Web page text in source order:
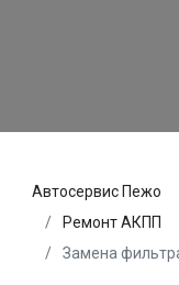
Автосервис Пежо
Ремонт АКПП
Замена